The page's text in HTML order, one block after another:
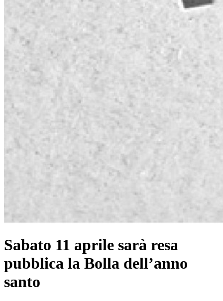
Sabato 11 aprile sarà resa
pubblica la Bolla dell’anno
santo